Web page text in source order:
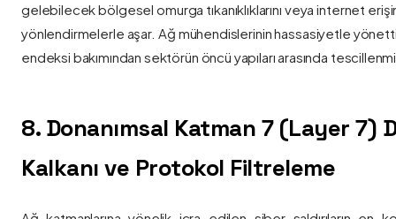
gelebilecek bölgesel omurga tıkanıklıklarını veya internet
yönlendirmelerle aşar. Ağ mühendislerinin hassasiyetle
endeksi bakımından sektörün öncü yapıları arasında
8. Donanımsal Katman 7 (Layer 7)
Kalkanı ve Protokol Filtreleme